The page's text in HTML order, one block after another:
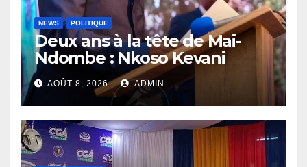
NEWS POLITIQUE
Deux ans à la tête de Mai-
Ndombe : Nkoso Kevani
défend son bilan et fait de la
sécurité sa priorité
AOÛT 8, 2026 ADMIN